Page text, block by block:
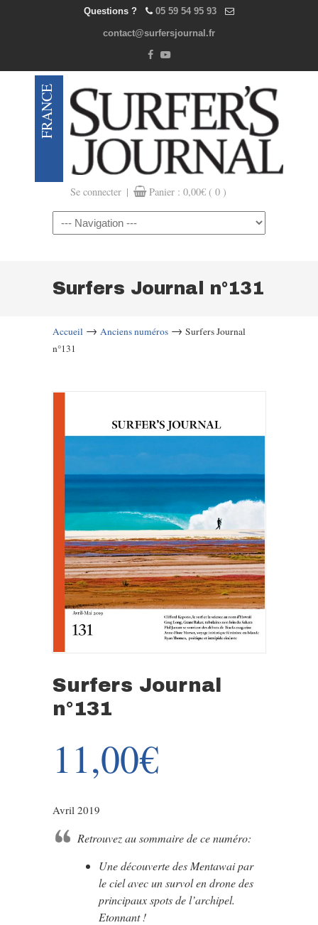
Questions ? 05 59 54 95 93
contact@surfersjournal.fr
Se connecter | Panier : 0,00€ ( 0 )
Navigation
Surfers Journal n°131
Accueil → Anciens numéros → Surfers Journal
n°131
Surfers Journal
n°131
11,00€
Avril 2019
Retrouvez au sommaire de ce numéro:
Une découverte des Mentawai par
le ciel avec un survol en drone des
principaux spots de l’archipel.
Etonnant !